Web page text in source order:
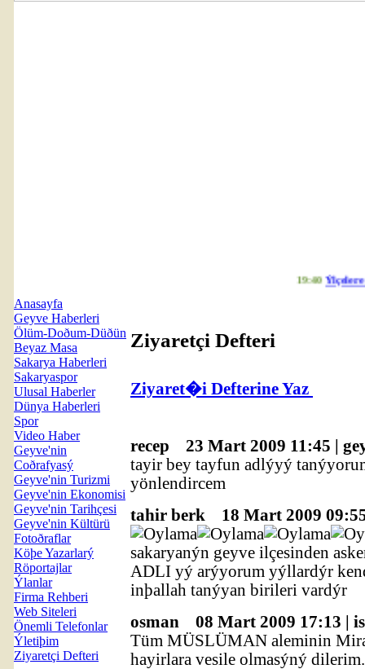
19:40Ýlçelere
Anasayfa
Geyve Haberleri
Ölüm-Doðum-Düðün
Beyaz Masa
Sakarya Haberleri
Sakaryaspor
Ulusal Haberler
Dünya Haberleri
Spor
Video Haber
Geyve'nin
Coðrafyasý
Geyve'nin Turizmi
Geyve'nin Ekonomisi
Geyve'nin Tarihçesi
Geyve'nin Kültürü
Fotoðraflar
Köþe Yazarlarý
Röportajlar
Ýlanlar
Firma Rehberi
Web Siteleri
Önemli Telefonlar
Ýletiþim
Ziyaretçi Defteri
Ziyaretçi Defteri
Ziyaret�i Defterine Yaz
recep
23 Mart 2009 11:45 |
tayir bey tayfun adlýyý
yönlendircem
tahir berk
18 Mart 2009
sakaryanýn geyve ilçesinden
ADLI yý arýyorum yýllardýr
inþallah tanýyan birileri vardýr
osman
08 Mart 2009 17:13 |
Tüm MÜSLÜMAN aleminin
hayirlara vesile olmasýný